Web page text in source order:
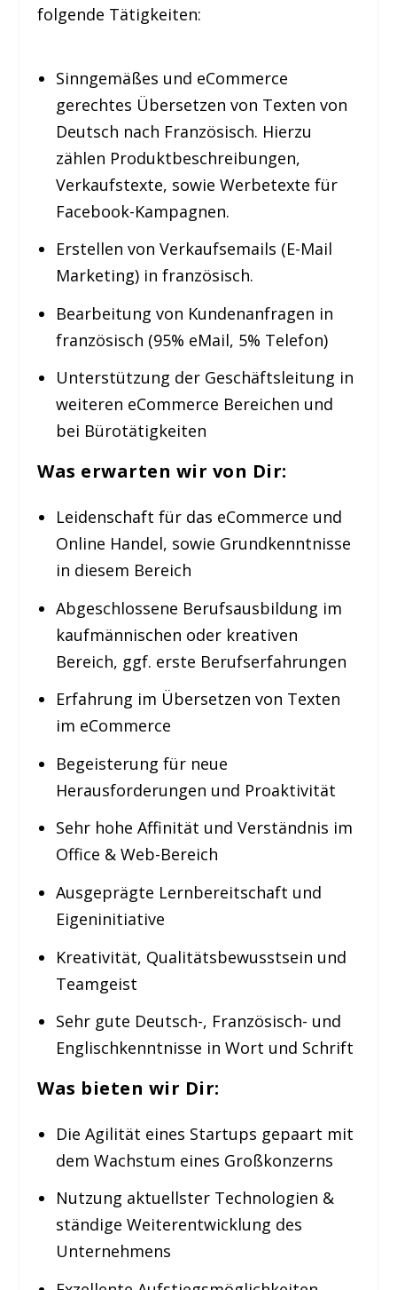
folgende Tätigkeiten:
Sinngemäßes und eCommerce
gerechtes Übersetzen von Texten von
Deutsch nach Französisch. Hierzu
zählen Produktbeschreibungen,
Verkaufstexte, sowie Werbetexte für
Facebook-Kampagnen.
Erstellen von Verkaufsemails (E-Mail
Marketing) in französisch.
Bearbeitung von Kundenanfragen in
französisch (95% eMail, 5% Telefon)
Unterstützung der Geschäftsleitung in
weiteren eCommerce Bereichen und
bei Bürotätigkeiten
Was erwarten wir von Dir:
Leidenschaft für das eCommerce und
Online Handel, sowie Grundkenntnisse
in diesem Bereich
Abgeschlossene Berufsausbildung im
kaufmännischen oder kreativen
Bereich, ggf. erste Berufserfahrungen
Erfahrung im Übersetzen von Texten
im eCommerce
Begeisterung für neue
Herausforderungen und Proaktivität
Sehr hohe Affinität und Verständnis im
Office & Web-Bereich
Ausgeprägte Lernbereitschaft und
Eigeninitiative
Kreativität, Qualitätsbewusstsein und
Teamgeist
Sehr gute Deutsch-, Französisch- und
Englischkenntnisse in Wort und Schrift
Was bieten wir Dir:
Die Agilität eines Startups gepaart mit
dem Wachstum eines Großkonzerns
Nutzung aktuellster Technologien &
ständige Weiterentwicklung des
Unternehmens